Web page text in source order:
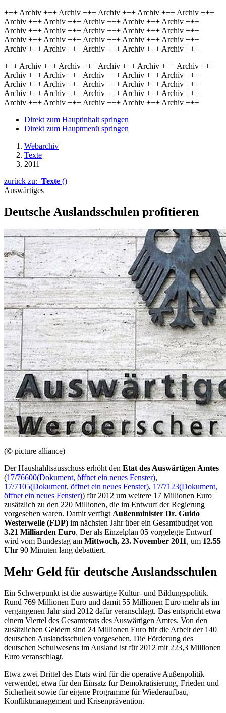
+++ Archiv +++ Archiv +++ Archiv +++ Archiv +++ Archiv +++
Archiv +++ Archiv +++ Archiv +++ Archiv +++ Archiv +++
Archiv +++ Archiv +++ Archiv +++ Archiv +++ Archiv +++
Archiv +++ Archiv +++ Archiv +++ Archiv +++ Archiv +++
Archiv +++ Archiv +++ Archiv +++ Archiv +++ Archiv +++
+++ Archiv +++ Archiv +++ Archiv +++ Archiv +++ Archiv +++
Archiv +++ Archiv +++ Archiv +++ Archiv +++ Archiv +++
Archiv +++ Archiv +++ Archiv +++ Archiv +++ Archiv +++
Archiv +++ Archiv +++ Archiv +++ Archiv +++ Archiv +++
Archiv +++ Archiv +++ Archiv +++ Archiv +++ Archiv +++
Direkt zum Hauptinhalt springen
Direkt zum Hauptmenü springen
Webarchiv
Texte
2011
zurück zu: Texte ()
Auswärtiges
Deutsche Auslandsschulen profitieren
(© picture alliance)
Der Haushahltsausschuss erhöht den Etat des Auswärtigen Amtes
(17/76600(Dokument, öffnet ein neues Fenster),
17/7105(Dokument, öffnet ein neues Fenster), 17/7123(Dokument,
öffnet ein neues Fenster)) für 2012 um weitere 17 Millionen Euro
zusätzlich zu den 220 Millionen, die im Entwurf der Regierung
vorgesehen waren. Damit verfügt Außenminister Dr. Guido
Westerwelle (FDP) im nächsten Jahr über ein Gesamtbudget von
3.21 Milliarden Euro. Der als Einzelplan 05 vorgelegte Entwurf
wird vom Bundestag am Mittwoch, 23. November 2011, um 12.55
Uhr 90 Minuten lang debattiert.
Mehr Geld für deutsche Auslandsschulen
Ein Schwerpunkt ist die auswärtige Kultur- und Bildungspolitik.
Rund 769 Millionen Euro und damit 55 Millionen Euro mehr als im
vergangenen Jahr sind 2012 dafür veranschlagt. Das entspricht etwa
einem Viertel des Gesamtetats des Auswärtigen Amtes. Von den
zusätzlichen Geldern sind 24 Millionen Euro für die Arbeit der 140
deutschen Auslandsschulen vorgesehen. Die Förderung des
deutschen Schulwesens im Ausland ist für 2012 mit 223,3 Millionen
Euro veranschlagt.
Etwa zwei Drittel des Etats wird für die operative Außenpolitik
verwendet, etwa für den Einsatz für Demokratisierung, Frieden und
Sicherheit sowie für eigene Programme für Wiederaufbau,
Konfliktmanagement und Krisenprävention.